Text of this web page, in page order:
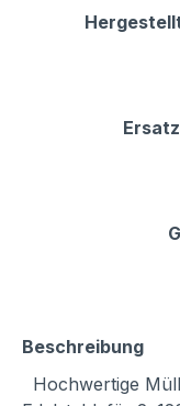
Beschreibung
Hochwertige